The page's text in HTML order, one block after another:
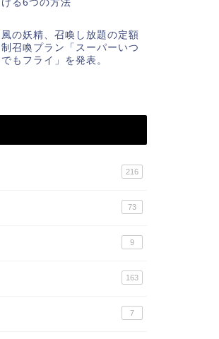
ける6つの方法
風の妖精、召喚し放題の定額
制召喚プラン「スーパーいつ
でもフライ」を発表。
216
73
9
163
7